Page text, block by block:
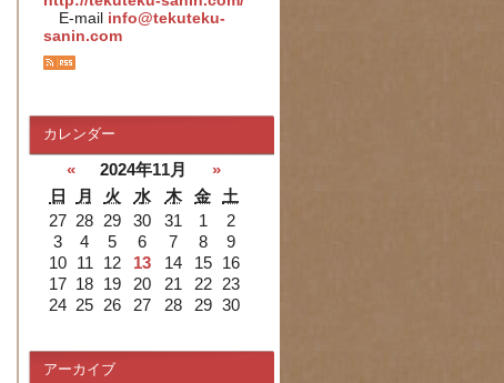
E-mail info@tekuteku-
sanin.com
カレンダー
« 2024年11月
»
日
月 火 水 木 金
土
27 28 29 30 31 1
2
3
4 5 6 7 8
9
10 11 12 13 14 15
16
17 18 19 20 21 22
23
24 25 26 27 28 29 30
アーカイブ